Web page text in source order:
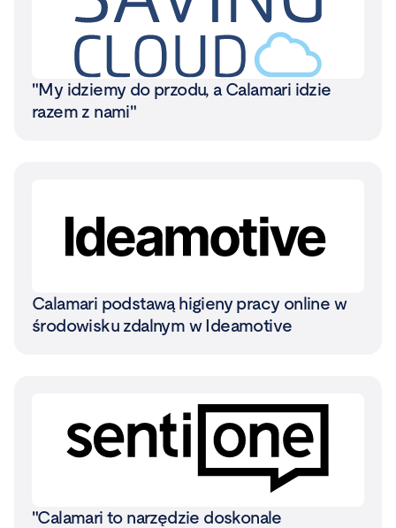
"My idziemy do przodu, a Calamari idzie
razem z nami"
Calamari podstawą higieny pracy online w
środowisku zdalnym w Ideamotive
"Calamari to narzędzie doskonale